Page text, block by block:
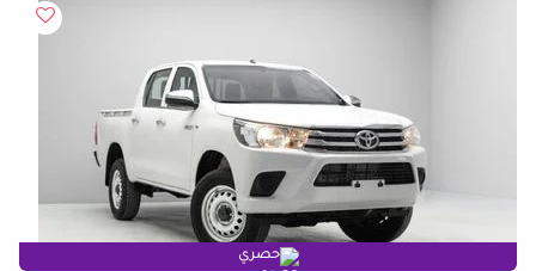
حصري